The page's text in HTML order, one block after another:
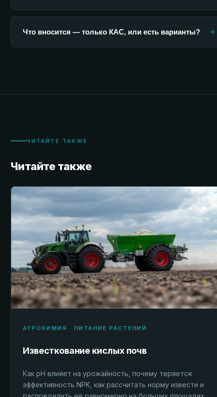
Что вносится — только КАС, или есть варианты? +
ЧИТАЙТЕ ТАКЖЕ
Читайте также
АГРОХИМИЯ · ПИТАНИЕ РАСТЕНИЙ
Известкование кислых почв
Как pH влияет на урожайность, почему теряется
эффективность NPK, как рассчитать норму извести и